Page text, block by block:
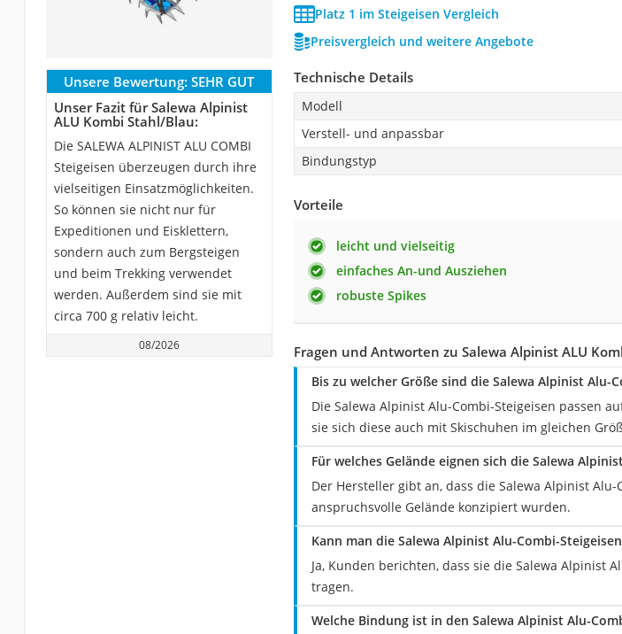
Platz 1 im Steigeisen Vergleich
Preisvergleich und weitere Angebote
Unsere Bewertung: SEHR GUT
Unser Fazit für Salewa Alpinist
ALU Kombi Stahl/Blau:
Die SALEWA ALPINIST ALU COMBI
Steigeisen überzeugen durch ihre
vielseitigen Einsatzmöglichkeiten.
So können sie nicht nur für
Expeditionen und Eisklettern,
sondern auch zum Bergsteigen
und beim Trekking verwendet
werden. Außerdem sind sie mit
circa 700 g relativ leicht.
08/2026
Technische Details
Modell
Verstell- und anpassbar
Bindungstyp
Vorteile
leicht und vielseitig
einfaches An-und Ausziehen
robuste Spikes
Fragen und Antworten zu Salewa Alpinist ALU
Bis zu welcher Größe sind die Salewa Alpinist Alu-
Die Salewa Alpinist Alu-Combi-Steigeisen passen
sie sich diese auch mit Skischuhen im gleichen
Für welches Gelände eignen sich die Salewa
Der Hersteller gibt an, dass die Salewa Alpinist
anspruchsvolle Gelände konzipiert wurden.
Kann man die Salewa Alpinist Alu-Combi-
Ja, Kunden berichten, dass sie die Salewa Alpinist
tragen.
Welche Bindung ist in den Salewa Alpinist Alu-